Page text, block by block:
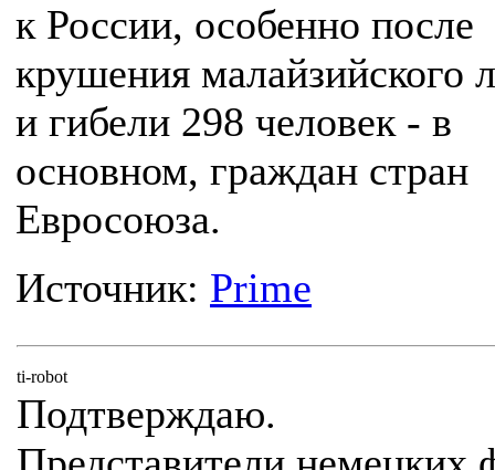
к России, особенно после
крушения малайзийского
и гибели 298 человек - в
основном, граждан стран
Евросоюза.
Источник: Prime
ti-robot
Подтверждаю.